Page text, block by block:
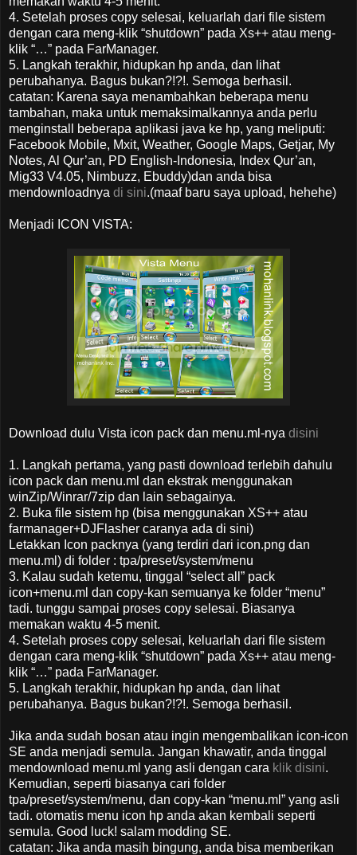
4. Setelah proses copy selesai, keluarlah dari file sistem
dengan cara meng-klik “shutdown” pada Xs++ atau meng-
klik “…” pada FarManager.
5. Langkah terakhir, hidupkan hp anda, dan lihat
perubahanya. Bagus bukan?!?!. Semoga berhasil.
catatan: Karena saya menambahkan beberapa menu
tambahan, maka untuk memaksimalkannya anda perlu
menginstall beberapa aplikasi java ke hp, yang meliputi:
Facebook Mobile, Mxit, Weather, Google Maps, Getjar, My
Notes, Al Qur’an, PD English-Indonesia, Index Qur’an,
Mig33 V4.05, Nimbuzz, Ebuddy)dan anda bisa
mendownloadnya di sini.(maaf baru saya upload, hehehe)
Menjadi ICON VISTA:
Download dulu Vista icon pack dan menu.ml-nya disini
1. Langkah pertama, yang pasti download terlebih dahulu
icon pack dan menu.ml dan ekstrak menggunakan
winZip/Winrar/7zip dan lain sebagainya.
2. Buka file sistem hp (bisa menggunakan XS++ atau
farmanager+DJFlasher caranya ada di sini)
Letakkan Icon packnya (yang terdiri dari icon.png dan
menu.ml) di folder : tpa/preset/system/menu
3. Kalau sudah ketemu, tinggal “select all” pack
icon+menu.ml dan copy-kan semuanya ke folder “menu”
tadi. tunggu sampai proses copy selesai. Biasanya
memakan waktu 4-5 menit.
4. Setelah proses copy selesai, keluarlah dari file sistem
dengan cara meng-klik “shutdown” pada Xs++ atau meng-
klik “…” pada FarManager.
5. Langkah terakhir, hidupkan hp anda, dan lihat
perubahanya. Bagus bukan?!?!. Semoga berhasil.
Jika anda sudah bosan atau ingin mengembalikan icon-icon
SE anda menjadi semula. Jangan khawatir, anda tinggal
mendownload menu.ml yang asli dengan cara klik disini.
Kemudian, seperti biasanya cari folder
tpa/preset/system/menu, dan copy-kan “menu.ml” yang asli
tadi. otomatis menu icon hp anda akan kembali seperti
semula. Good luck! salam modding SE.
catatan: Jika anda masih bingung, anda bisa memberikan